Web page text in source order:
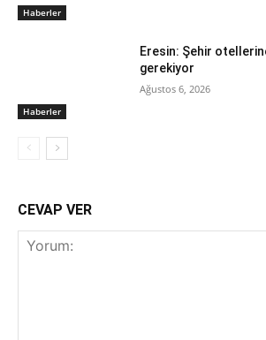
Haberler
Haberler
Eresin: Şehir
gerekiyor
Ağustos 6, 2026
CEVAP VER